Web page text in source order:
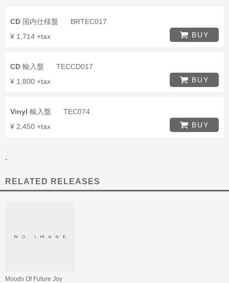
CD 国内仕様盤
BRTEC017
¥ 1,714 +tax
BUY
CD 輸入盤
TECCD017
¥ 1,800 +tax
BUY
Vinyl 輸入盤
TEC074
¥ 2,450 +tax
BUY
-
RELATED RELEASES
Moods Of Future Joy